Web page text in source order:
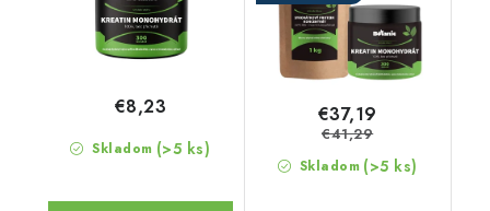
Skladom (>5 ks)
€8,23
Skladom (>5 ks)
€37,19
€41,29